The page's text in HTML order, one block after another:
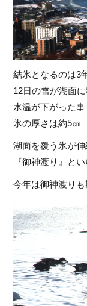
結氷となるのは3
12日の雪が湖面に
水温が下がった
氷の厚さは約5㎝
湖面を覆う氷が
『御神渡り』とい
今年は御神渡りも